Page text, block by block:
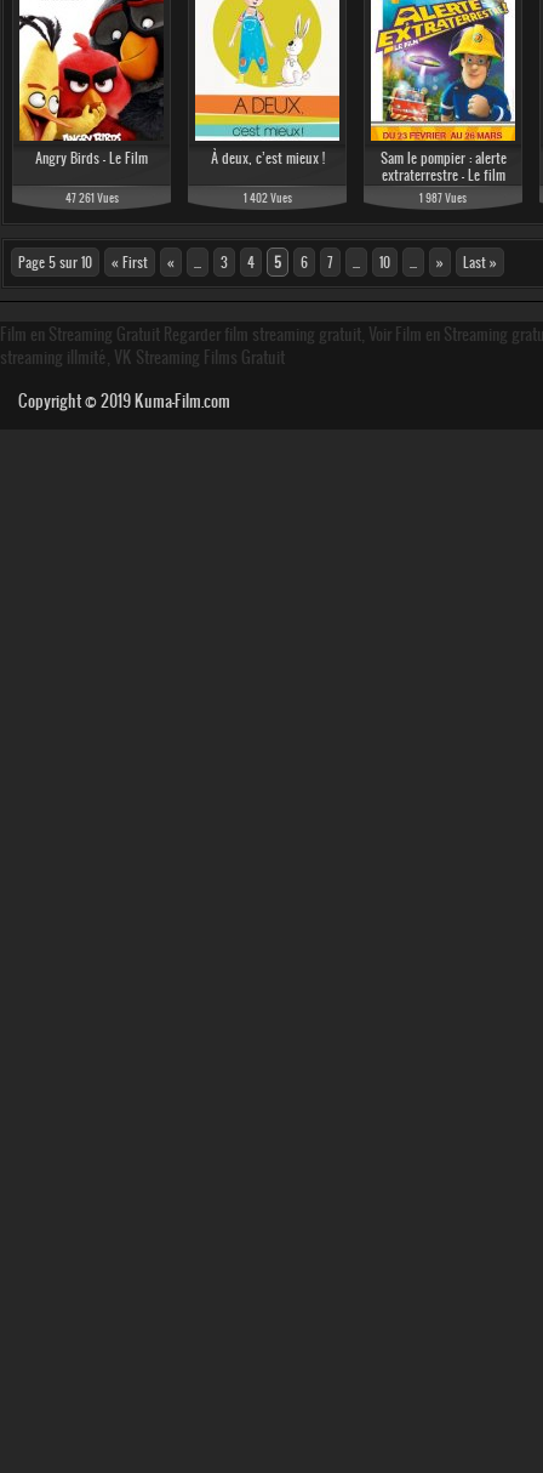
Angry Birds - Le Film
47 261 Vues
À deux, c’est mieux !
1 402 Vues
Sam le pompier : alerte
extraterrestre - Le film
1 987 Vues
Page 5 sur 10 « First « 3 4 5 6 7 10 » Last »
Film en Streaming Gratuit Regarder film streaming gratuit, Voir Film en Streaming
streaming illmité, VK Streaming Films Gratuit
Copyright © 2019Kuma-Film.com